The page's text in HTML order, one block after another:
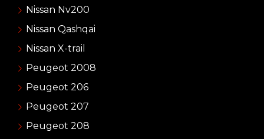
Nissan Nv200
Nissan Qashqai
Nissan X-trail
Peugeot 2008
Peugeot 206
Peugeot 207
Peugeot 208